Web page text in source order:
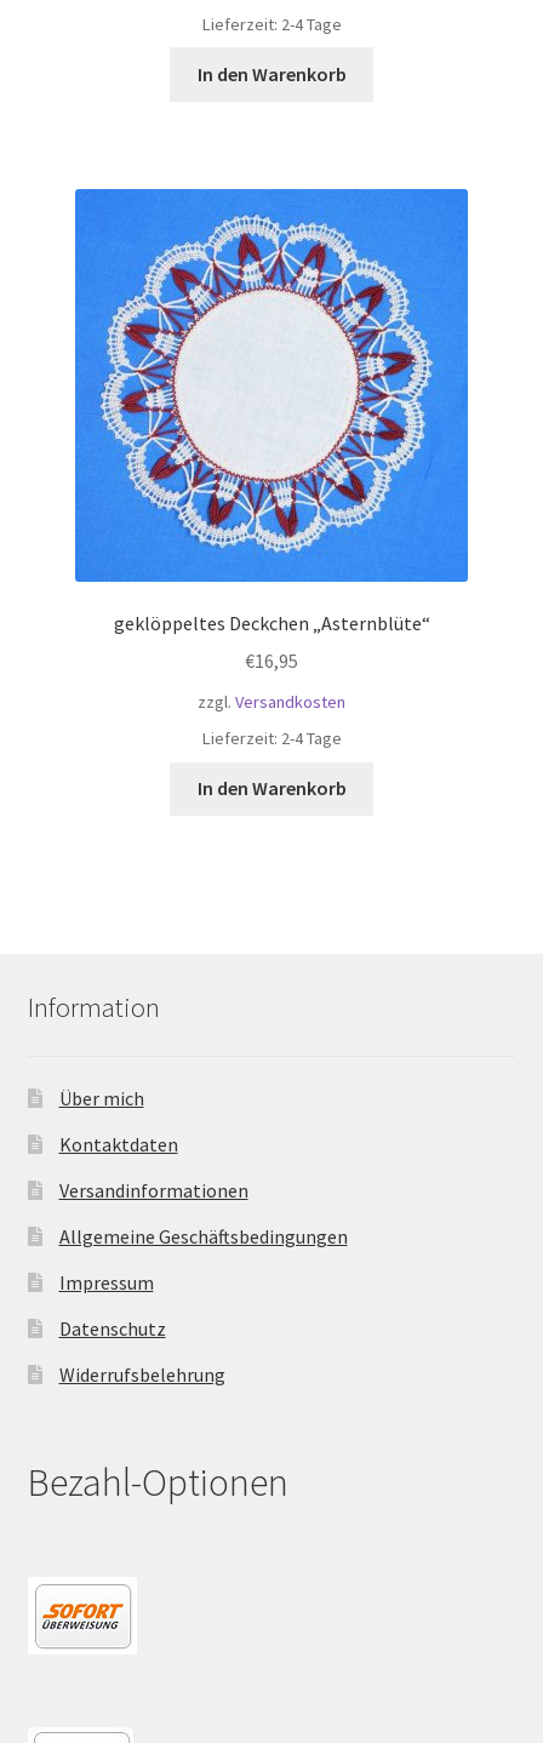
Lieferzeit: 2-4 Tage
In den Warenkorb
geklöppeltes Deckchen „Asternblüte“
€16,95
zzgl. Versandkosten
Lieferzeit: 2-4 Tage
In den Warenkorb
Information
Über mich
Kontaktdaten
Versandinformationen
Allgemeine Geschäftsbedingungen
Impressum
Datenschutz
Widerrufsbelehrung
Bezahl-Optionen